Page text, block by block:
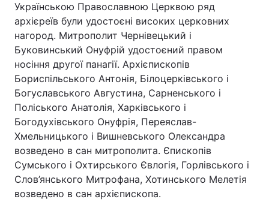
Українською Православною Церквою ряд
архієреїв були удостоєні високих церковних
нагород. Митрополит Чернівецький і
Буковинський Онуфрій удостоєний правом
носіння другої панагії. Архієпископів
Бориспільського Антонія, Білоцерківського і
Богуславського Августина, Сарненського і
Поліського Анатолія, Харківського і
Богодухівського Онуфрія, Переяслав-
Хмельницького і Вишневського Олександра
возведено в сан митрополита. Єпископів
Сумського і Охтирського Євлогія, Горлівського і
Слов’янського Митрофана, Хотинського Мелетія
возведено в сан архієпископа.